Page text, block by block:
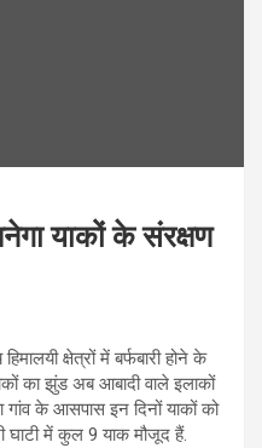
याकों के संरक्षण
क्षेत्रों में बर्फबारी होने के
का झुंड अब आबादी वाले इलाकों
के आसपास इन दिनों याकों को
घाटी में कुल 9 याक मौजूद हैं.